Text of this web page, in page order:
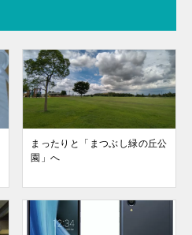
まったりと「まつぶし緑の丘公
園」へ